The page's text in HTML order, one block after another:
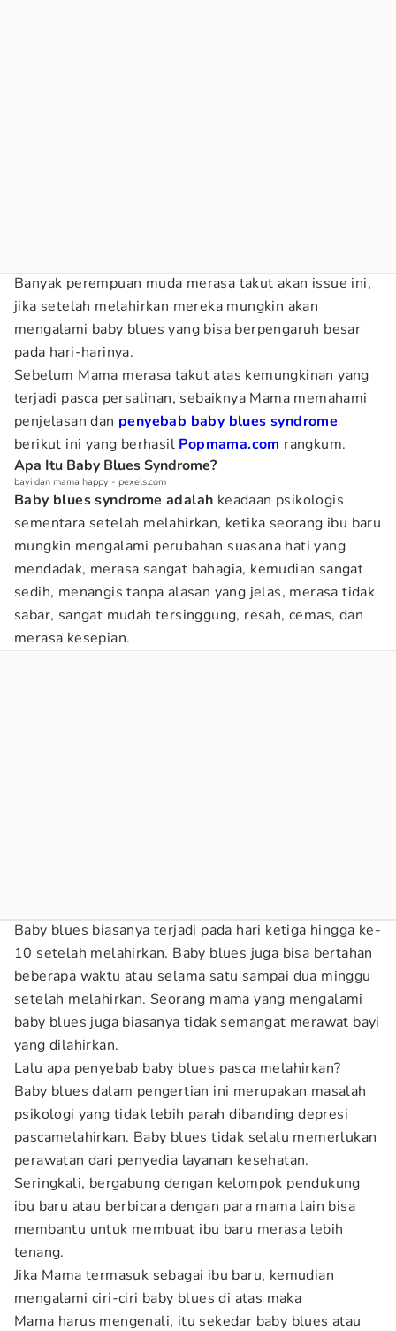
Banyak perempuan muda merasa takut akan issue ini,
jika setelah melahirkan mereka mungkin akan
mengalami baby blues yang bisa berpengaruh besar
pada hari-harinya.
Sebelum Mama merasa takut atas kemungkinan yang
terjadi pasca persalinan, sebaiknya Mama memahami
penjelasan dan penyebab baby blues syndrome
berikut ini yang berhasil Popmama.com rangkum.
Apa Itu Baby Blues Syndrome?
bayi dan mama happy - pexels.com
Baby blues syndrome adalah keadaan psikologis
sementara setelah melahirkan, ketika seorang ibu baru
mungkin mengalami perubahan suasana hati yang
mendadak, merasa sangat bahagia, kemudian sangat
sedih, menangis tanpa alasan yang jelas, merasa tidak
sabar, sangat mudah tersinggung, resah, cemas, dan
merasa kesepian.
Baby blues biasanya terjadi pada hari ketiga hingga ke-
10 setelah melahirkan. Baby blues juga bisa bertahan
beberapa waktu atau selama satu sampai dua minggu
setelah melahirkan. Seorang mama yang mengalami
baby blues juga biasanya tidak semangat merawat bayi
yang dilahirkan.
Lalu apa penyebab baby blues pasca melahirkan?
Baby blues dalam pengertian ini merupakan masalah
psikologi yang tidak lebih parah dibanding depresi
pascamelahirkan. Baby blues tidak selalu memerlukan
perawatan dari penyedia layanan kesehatan.
Seringkali, bergabung dengan kelompok pendukung
ibu baru atau berbicara dengan para mama lain bisa
membantu untuk membuat ibu baru merasa lebih
tenang.
Jika Mama termasuk sebagai ibu baru, kemudian
mengalami ciri-ciri baby blues di atas maka
Mama harus mengenali, itu sekedar baby blues atau